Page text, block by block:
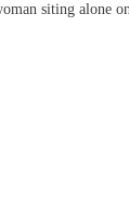
siting alone